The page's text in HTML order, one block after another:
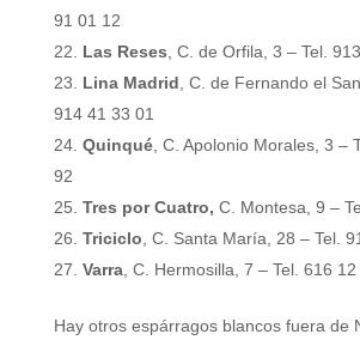
91 01 12
Las Reses , C. de Orfila, 3 – Tel.
Lina Madrid , C. de Fernando el
914 41 33 01
Quinqué, C. Apolonio Morales, 3 –
92
Tres por Cuatro, C. Montesa, 9 –
Triciclo , C. Santa María, 28 – Tel.
Varra, C. Hermosilla, 7 – Tel. 616 12
Hay otros espárragos blancos fuera de